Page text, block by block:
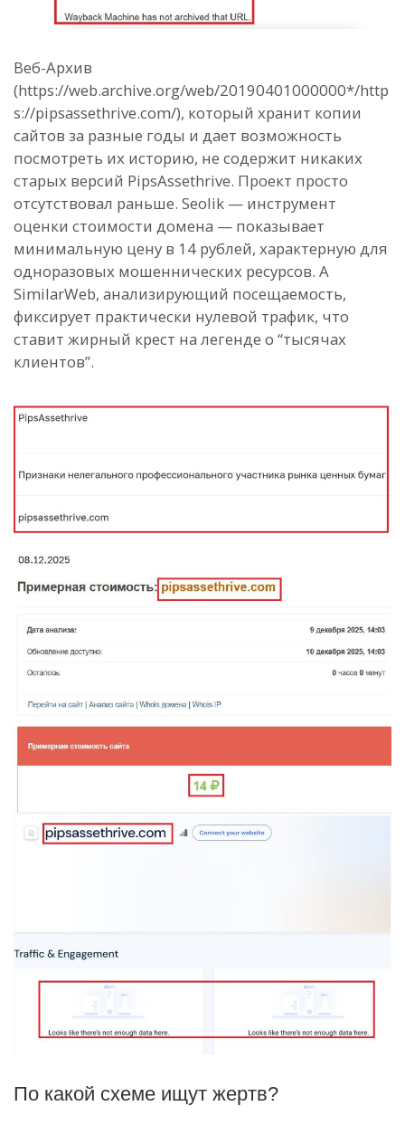
Веб-Архив
(https://web.archive.org/web/20190401000000*/http
s://pipsassethrive.com/), который хранит копии
сайтов за разные годы и дает возможность
посмотреть их историю, не содержит никаких
старых версий PipsAssethrive. Проект просто
отсутствовал раньше. Seolik — инструмент
оценки стоимости домена — показывает
минимальную цену в 14 рублей, характерную для
одноразовых мошеннических ресурсов. А
SimilarWeb, анализирующий посещаемость,
фиксирует практически нулевой трафик, что
ставит жирный крест на легенде о “тысячах
клиентов”.
По какой схеме ищут жертв?